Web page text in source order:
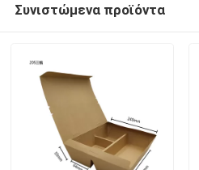
Σπίτι
Συνιστώμενα προϊόντα